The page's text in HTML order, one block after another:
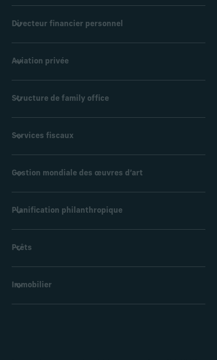
Directeur financier personnel
Une équipe dédiée qui fournit une assistance de premier
ordre pour la gestion financière, le reporting, etc.
En savoir plus
Aviation privée
Grâce aux partenariats avec de grands acteurs de
l’aviation, certains clients peuvent profiter de l’exclusivité
Structure de family office
Pour créer ou optimiser un Family office, nous vous
accompagnons de bout en bout, de la stratégie et mise en
Services fiscaux
Planification fiscale globale, préparation et gestion
continue pour vous aider à répondre à vos besoins
Gestion mondiale des œuvres d’art
Nous offrons des services de management de l’art
complets aux collectionneurs d’art privés, aux familles et
Planification philanthropique
Nous aidons les familles à élaborer des plans qui aident
leurs prochaines générations à préserver l’héritage familial
Prêts
Soutien complet au financement de la dette pour tous les
types de prêts et les exigences spécifiques en matière de
Immobilier